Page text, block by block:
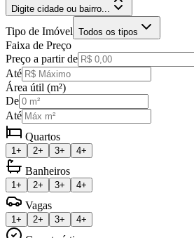
Digite cidade ou bairro...
Tipo de Imóvel Todos os tipos
Faixa de Preço
Preço a partir de
Até
Área útil (m²)
De
Até
Quartos
1+ 2+ 3+ 4+
Banheiros
1+ 2+ 3+ 4+
Vagas
1+ 2+ 3+ 4+